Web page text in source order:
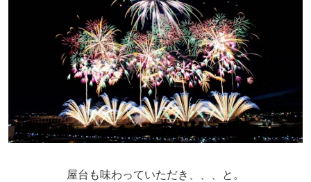
屋台も味わっていただき、、、と。